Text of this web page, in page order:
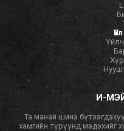
И-
Та манай шинэ
хамгийн түрүүнд мэдэхийг